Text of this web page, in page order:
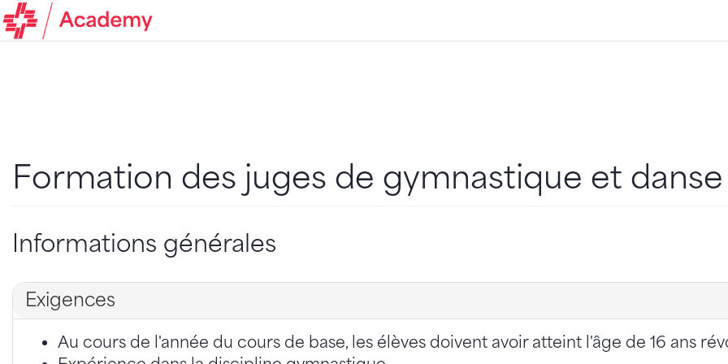
Formation des juges de gymnastique et danse
Informations générales
Exigences
Au cours de l'année du cours de base, les élèves doivent avoir atteint l'âge de 16 ans